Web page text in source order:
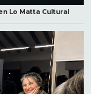
Lo Matta Cultural